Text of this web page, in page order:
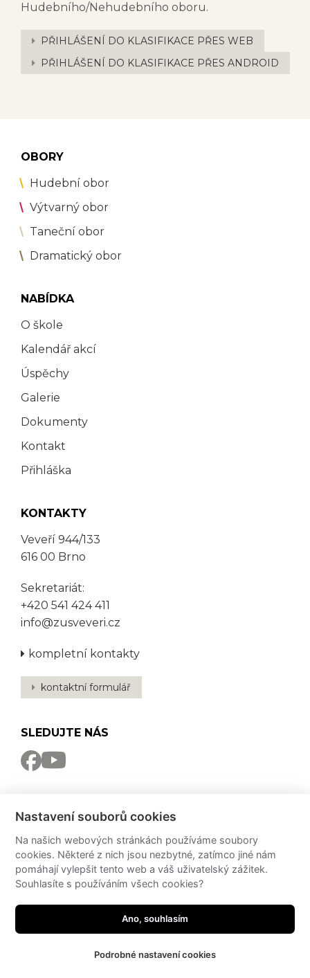
Hudebního/Nehudebního oboru.
PŘIHLÁŠENÍ DO KLASIFIKACE PŘES WEB
PŘIHLÁŠENÍ DO KLASIFIKACE PŘES ANDROID
OBORY
Hudební obor
Výtvarný obor
Taneční obor
Dramatický obor
NABÍDKA
O škole
Kalendář akcí
Úspěchy
Galerie
Dokumenty
Kontakt
Přihláška
KONTAKTY
Veveří 944/133
616 00 Brno
Sekretariát:
+420 541 424 411
info@zusveveri.cz
kompletní kontakty
kontaktní formulář
SLEDUJTE NÁS
PRO MÉDIA
JRWN
Nastavení souborů cookies
Na našich webových stránkách používáme soubory
cookies. Některé z nich jsou nezbytné, zatímco jiné nám
pomáhají vylepšit tento web a váš uživatelský zážitek.
Souhlasíte s používáním všech cookies?
Ano, souhlasím
Podrobné nastavení cookies
Potřebujete poradit?